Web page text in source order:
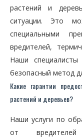
растений и
ситуации. Это
специальными
вредителей,
Наши
безопасный метод
Какие гарантии
растений и деревьев?
Наши услуги по
от